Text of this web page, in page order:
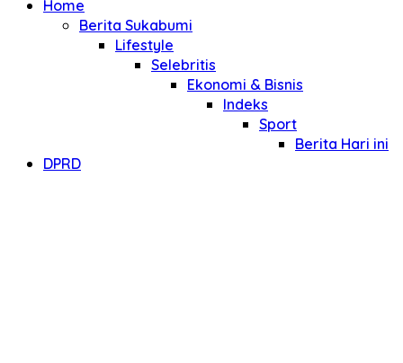
Home
Berita Sukabumi
Lifestyle
Selebritis
Ekonomi & Bisnis
Indeks
Sport
Berita Hari ini
DPRD